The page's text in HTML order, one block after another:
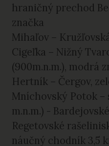
hraničný prechod
značka
Mihaľov –
Cigeľka – Nižný
(900m.n.m.), modrá
Hertník – Čergov,
Mníchovský Potok –
m.n.m.) -
Regetovské
náučný chodník 3,5